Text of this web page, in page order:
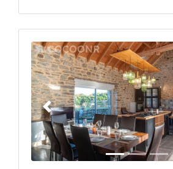
Précédent